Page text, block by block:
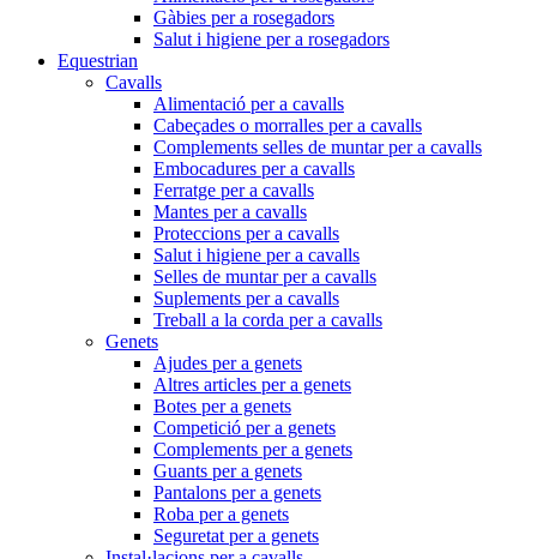
Gàbies per a rosegadors
Salut i higiene per a rosegadors
Equestrian
Cavalls
Alimentació per a cavalls
Cabeçades o morralles per a cavalls
Complements selles de muntar per a cavalls
Embocadures per a cavalls
Ferratge per a cavalls
Mantes per a cavalls
Proteccions per a cavalls
Salut i higiene per a cavalls
Selles de muntar per a cavalls
Suplements per a cavalls
Treball a la corda per a cavalls
Genets
Ajudes per a genets
Altres articles per a genets
Botes per a genets
Competició per a genets
Complements per a genets
Guants per a genets
Pantalons per a genets
Roba per a genets
Seguretat per a genets